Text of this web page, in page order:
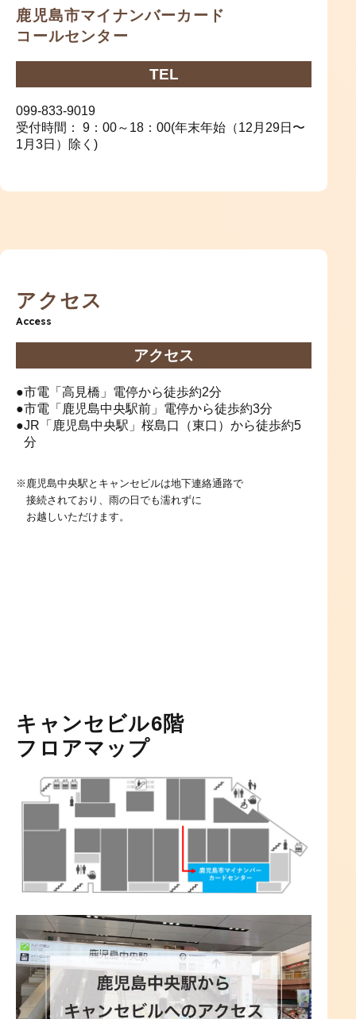
鹿児島市マイナンバーカード
コールセンター
TEL
099-833-9019
受付時間： 9：00～18：00(年末年始（12月29日〜
1月3日）除く)
アクセス
Access
アクセス
市電「高見橋」電停から徒歩約2分
市電「鹿児島中央駅前」電停から徒歩約3分
JR「鹿児島中央駅」桜島口（東口）から徒歩約5
分
鹿児島中央駅とキャンセビルは地下連絡通路で
接続されており、雨の日でも濡れずに
お越しいただけます。
キャンセビル6階
フロアマップ